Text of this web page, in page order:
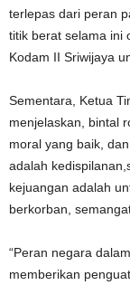
terlepas dari peran
titik berat selama ini
Kodam II Sriwijaya
Sementara, Ketua
menjelaskan, bintal
moral yang baik,
adalah
kejuangan adalah
berkorban,
“Peran negara
memberikan